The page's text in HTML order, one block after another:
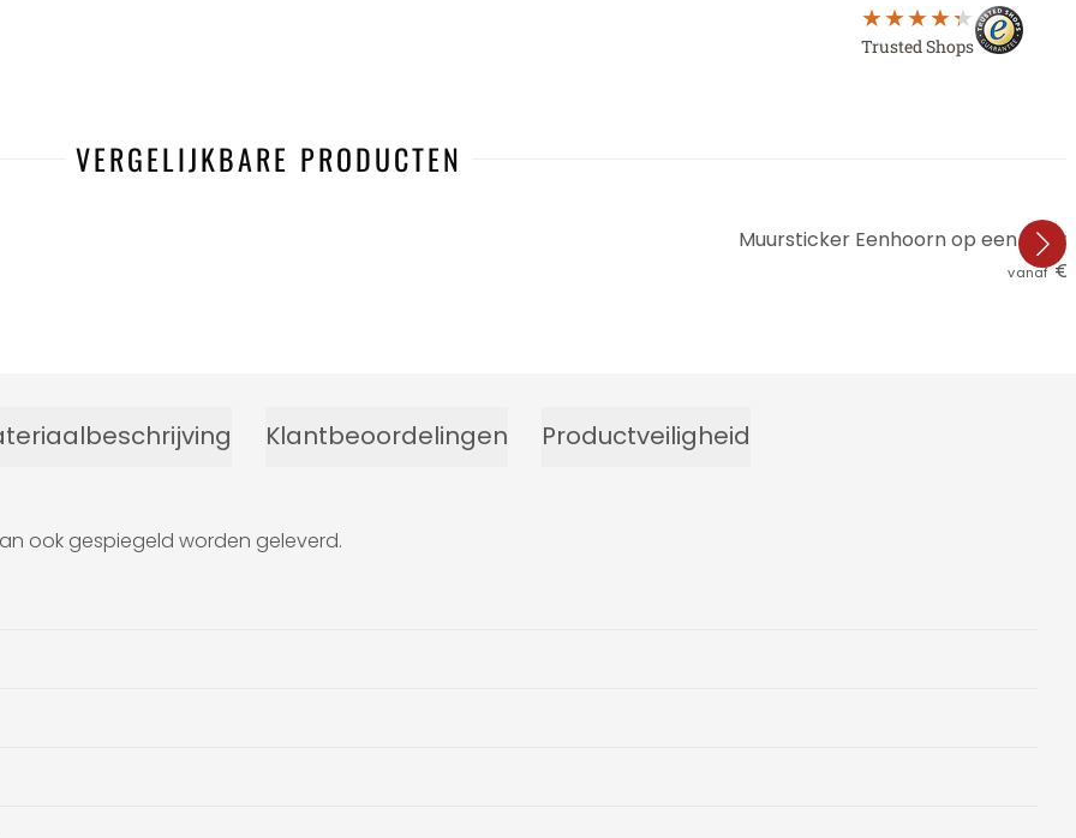
Trusted Shops
VERGELIJKBARE PRODUCTEN
Muursticker Eenhoorn op een
vanaf €
Klantbeoordelingen Productveiligheid
ook gespiegeld worden geleverd.